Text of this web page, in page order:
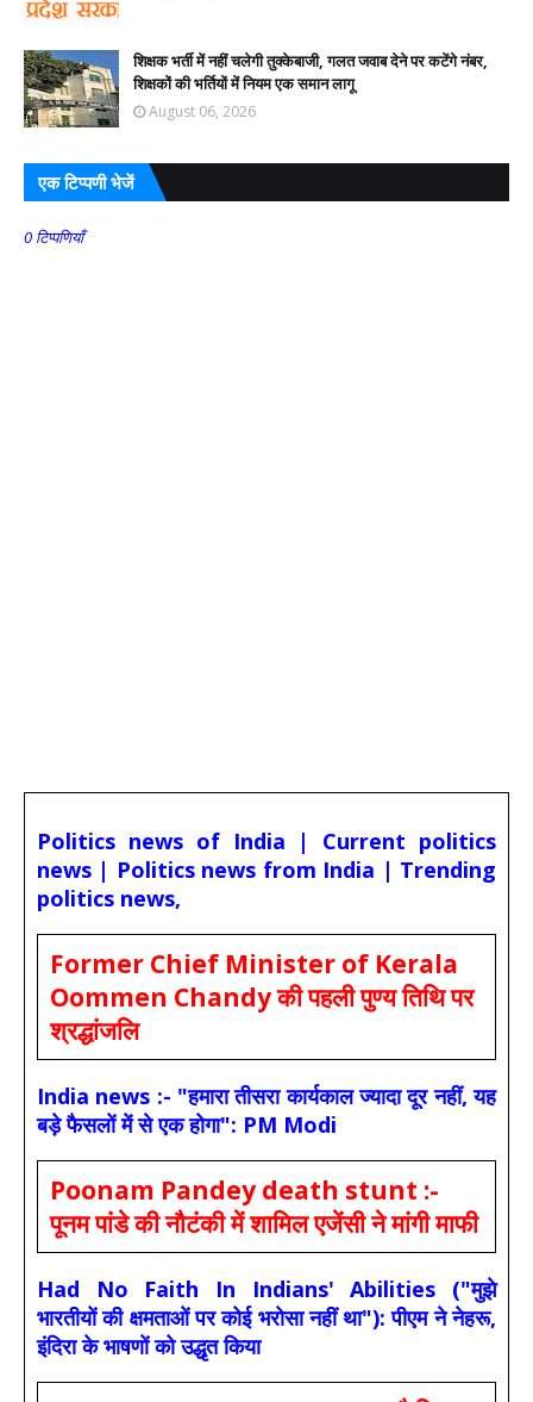
शिक्षक भर्ती में नहीं चलेगी तुक्केबाजी, गलत जवाब देने पर कटेंगे नंबर,
शिक्षकों की भर्तियों में नियम एक समान लागू
August 06, 2026
एक टिप्पणी भेजें
0 टिप्पणियाँ
Politics news of India | Current politics
news | Politics news from India | Trending
politics news,
Former Chief Minister of Kerala
Oommen Chandy की पहली पुण्य तिथि पर
श्रद्धांजलि
India news :- "हमारा तीसरा कार्यकाल ज्यादा दूर नहीं, यह
बड़े फैसलों में से एक होगा": PM Modi
Poonam Pandey death stunt :-
पूनम पांडे की नौटंकी में शामिल एजेंसी ने मांगी माफी
Had No Faith In Indians' Abilities ("मुझे
भारतीयों की क्षमताओं पर कोई भरोसा नहीं था"): पीएम ने नेहरू,
इंदिरा के भाषणों को उद्धृत किया